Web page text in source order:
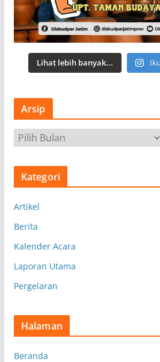
Lihat lebih banyak...
Arsip
r
s
Kategori
Artikel
Berita
Kalender Acara
Laporan Utama
Pergelaran
Halaman
Beranda